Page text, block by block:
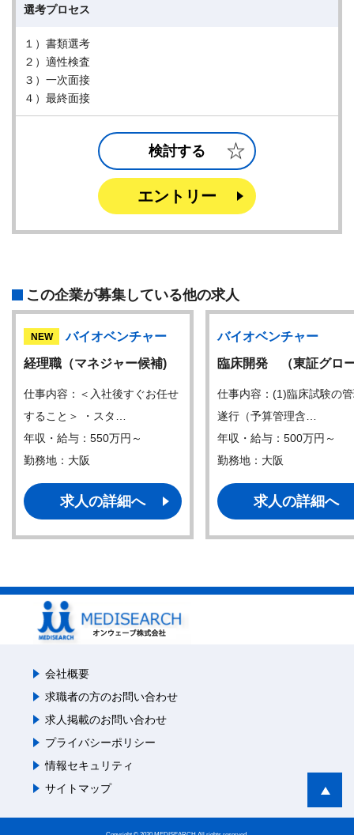
選考プロセス
１）書類選考
２）適性検査
３）一次面接
４）最終面接
検討する
エントリー
この企業が募集している他の求人
NEW
バイオベンチャー
経理職（マネジャー候補)
仕事内容：＜入社後すぐお任せ
すること＞ ・スタ…
年収・給与：550万円～
勤務地：大阪
求人の詳細へ
バイオベンチャー
臨床開発 （東証グロ
仕事内容：(1)臨床試験の
遂行（予算管理含…
年収・給与：500万円～
勤務地：大阪
求人の詳細へ
会社概要
求職者の方のお問い合わせ
求人掲載のお問い合わせ
プライバシーポリシー
情報セキュリティ
サイトマップ